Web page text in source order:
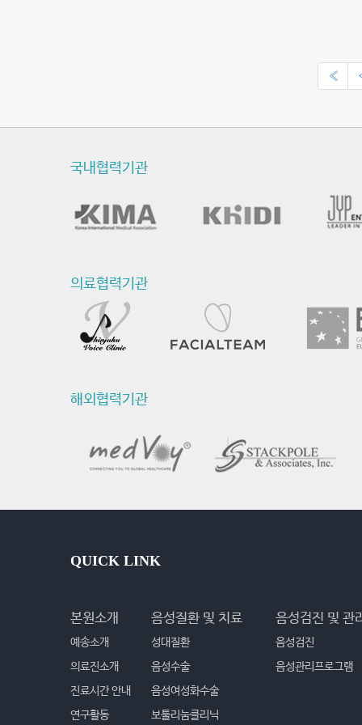
«
국내협력기관
의료협력기관
해외협력기관
QUICK LINK
본원소개
예송소개
의료진소개
진료시간 안내
연구활동
음성질환 및 치료
성대질환
음성수술
음성여성화수술
보툴리눔클리닉
음성검진 및 관
음성검진
음성관리프로그램